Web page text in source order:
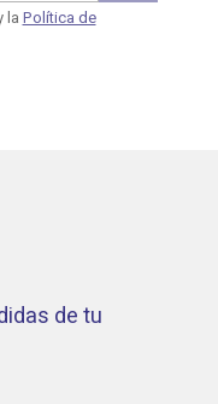
la Política de
de tu